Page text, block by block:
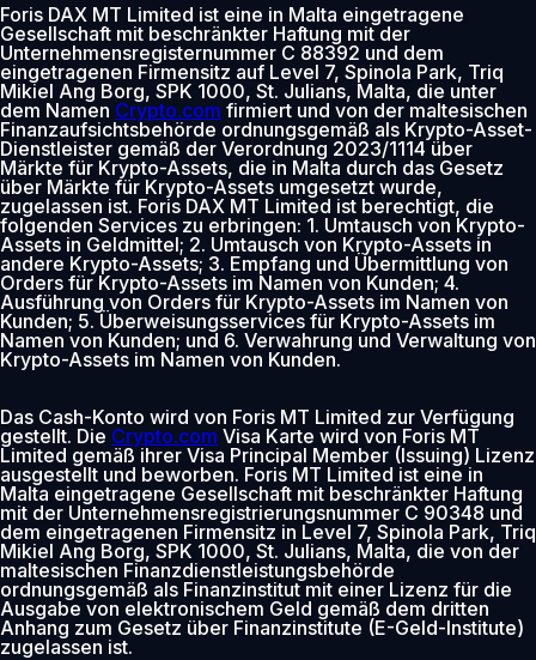
Foris DAX MT Limited ist eine in Malta eingetragene
Gesellschaft mit beschränkter Haftung mit der
Unternehmensregisternummer C 88392 und dem
eingetragenen Firmensitz auf Level 7, Spinola Park, Triq
Mikiel Ang Borg, SPK 1000, St. Julians, Malta, die unter
dem Namen Crypto.com firmiert und von der maltesischen
Finanzaufsichtsbehörde ordnungsgemäß als Krypto-Asset-
Dienstleister gemäß der Verordnung 2023/1114 über
Märkte für Krypto-Assets, die in Malta durch das Gesetz
über Märkte für Krypto-Assets umgesetzt wurde,
zugelassen ist. Foris DAX MT Limited ist berechtigt, die
folgenden Services zu erbringen: 1. Umtausch von Krypto-
Assets in Geldmittel; 2. Umtausch von Krypto-Assets in
andere Krypto-Assets; 3. Empfang und Übermittlung von
Orders für Krypto-Assets im Namen von Kunden; 4.
Ausführung von Orders für Krypto-Assets im Namen von
Kunden; 5. Überweisungsservices für Krypto-Assets im
Namen von Kunden; und 6. Verwahrung und Verwaltung von
Krypto-Assets im Namen von Kunden.
Das Cash-Konto wird von Foris MT Limited zur Verfügung
gestellt. Die Crypto.com Visa Karte wird von Foris MT
Limited gemäß ihrer Visa Principal Member (Issuing) Lizenz
ausgestellt und beworben. Foris MT Limited ist eine in
Malta eingetragene Gesellschaft mit beschränkter Haftung
mit der Unternehmensregistrierungsnummer C 90348 und
dem eingetragenen Firmensitz in Level 7, Spinola Park, Triq
Mikiel Ang Borg, SPK 1000, St. Julians, Malta, die von der
maltesischen Finanzdienstleistungsbehörde
ordnungsgemäß als Finanzinstitut mit einer Lizenz für die
Ausgabe von elektronischem Geld gemäß dem dritten
Anhang zum Gesetz über Finanzinstitute (E-Geld-Institute)
zugelassen ist.